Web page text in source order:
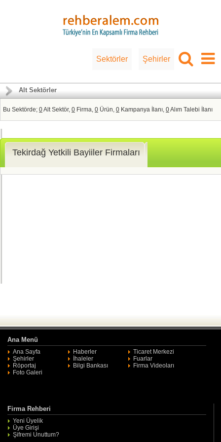
Sektörler Şehirler
Alt Sektörler
Bu Sektörde; 0Alt Sektör, 0 Firma, 0 Ürün, 0 Kampanya İlanı, 0Alım Talebi İlanı
Tekirdağ Yetkili Bayiiler Firmaları
Ana Menü
Ana Sayfa Haberler
Ticaret Merkezi
Şehirler
İhaleler
Fuarlar
Röportaj
Bilgi Bankası
Firma Videoları
Foto Galeri
Firma Rehberi
Yeni Üyelik
Üye Girişi
Şifremi Unuttum?